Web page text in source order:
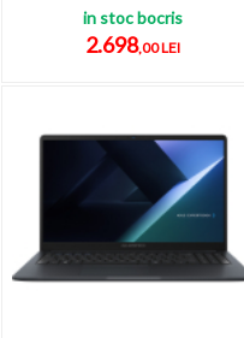
in stoc bocris
2.698,00 LEI